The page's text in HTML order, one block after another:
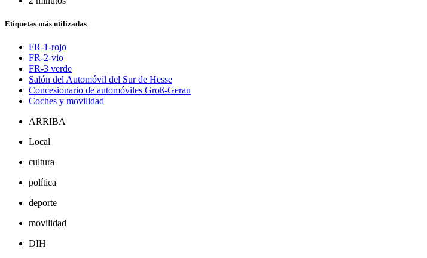
Etiquetas más utilizadas
FR-1-rojo
FR-2-vio
FR-3 verde
Salón del Automóvil del Sur de Hesse
Concesionario de automóviles Groß-Gerau
Coches y movilidad
ARRIBA
Local
cultura
política
deporte
movilidad
DIH